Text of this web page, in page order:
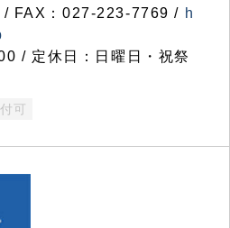
FAX：027-223-7769 / h
/ 定休日：日曜日・祝祭
可